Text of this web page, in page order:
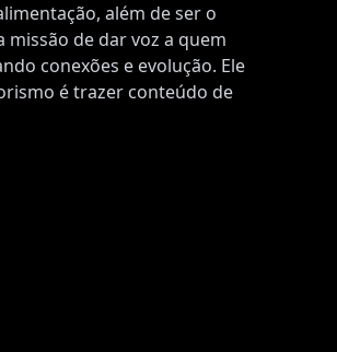
além de ser o
missão de dar voz a quem
conexões e evolução. Ele
é trazer conteúdo de